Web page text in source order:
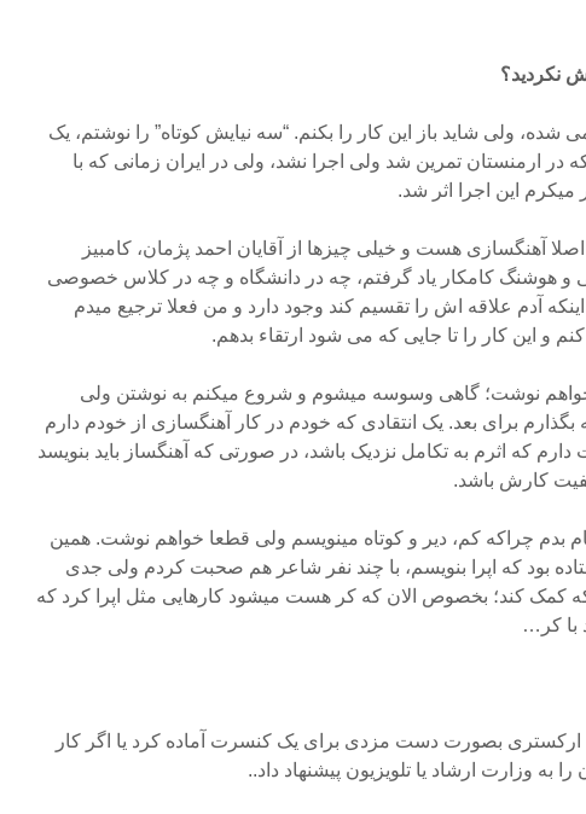
نکردید؟
شده، ولی شاید باز این کار را بکنم. “سه نیایش کوتاه” را نوشتم، یک
در ارمنستان تمرین شد ولی اجرا نشد، ولی در ایران زمانی که با
میکرم این اجرا اثر شد.
آهنگسازی هست و خیلی چیزها از آقایان احمد پژمان، کامبیز
هوشنگ کامکار یاد گرفتم، چه در دانشگاه و چه در کلاس خصوصی
آدم علاقه اش را تقسیم کند وجود دارد و من فعلا ترجیع میدم
و این کار را تا جایی که می شود ارتقاء بدهم.
نوشت؛ گاهی وسوسه میشوم و شروع میکنم به نوشتن ولی
بگذارم برای بعد. یک انتقادی که خودم در کار آهنگسازی از خودم دارم
که اثرم به تکامل نزدیک باشد، در صورتی که آهنگساز باید بنویسد
کارش باشد.
بدم چراکه کم، دیر و کوتاه مینویسم ولی قطعا خواهم نوشت. همین
بود که اپرا بنویسم، با چند نفر شاعر هم صحبت کردم ولی جدی
کمک کند؛ بخصوص الان که کر هست میشود کارهایی مثل اپرا کرد که
با کر…
ارکستری بصورت دست مزدی برای یک کنسرت آماده کرد یا اگر کار
به وزارت ارشاد یا تلویزیون پیشنهاد داد..